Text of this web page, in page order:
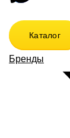
Каталог
Бренды